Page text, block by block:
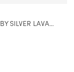
ASTRO BABY SILVER LAVALAMPA ROSA MED GUL LAVA